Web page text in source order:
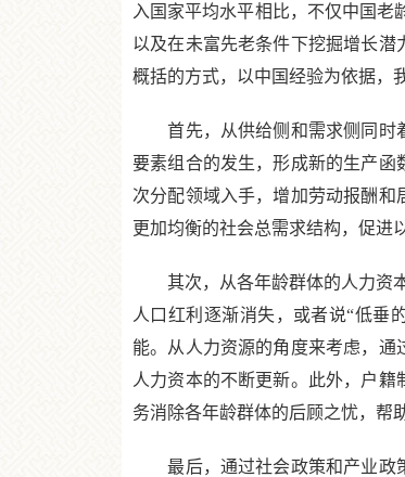
入国家平均水平相比，不仅中国老
以及在未富先老条件下挖掘增长
概括的方式，以中国经验为依据，
首先，从供给侧和需求侧同时着
要素组合的发生，形成新的生产函
次分配领域入手，增加劳动报酬
更加均衡的社会总需求结构，促进
其次，从各年龄群体的人力资本
人口红利逐渐消失，或者说“低垂
能。从人力资源的角度来考虑，
人力资本的不断更新。此外，户
务消除各年龄群体的后顾之忧，帮
最后，通过社会政策和产业政策